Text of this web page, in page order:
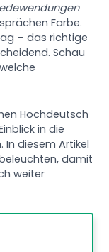
Farbe.
– das richtige
Schau
Hochdeutsch
in die
In diesem Artikel
damit
weiter